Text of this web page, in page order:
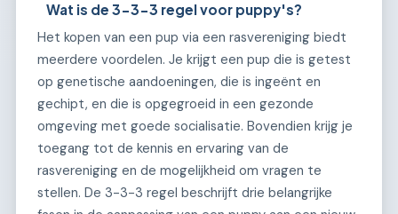
Wat is de 3-3-3 regel voor puppy's?
Het kopen van een pup via een rasvereniging biedt
meerdere voordelen. Je krijgt een pup die is getest
op genetische aandoeningen, die is ingeënt en
gechipt, en die is opgegroeid in een gezonde
omgeving met goede socialisatie. Bovendien krijg je
toegang tot de kennis en ervaring van de
rasvereniging en de mogelijkheid om vragen te
stellen. De 3-3-3 regel beschrijft drie belangrijke